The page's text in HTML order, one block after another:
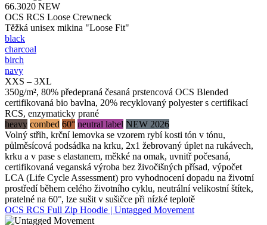
66.3020 NEW
OCS RCS Loose Crewneck
Těžká unisex mikina "Loose Fit"
black
charcoal
birch
navy
XXS – 3XL
350g/m², 80% předepraná česaná prstencová OCS Blended
certifikovaná bio bavlna, 20% recyklovaný polyester s certifikací
RCS, enzymaticky prané
heavy combed 60° neutral label NEW 2026
Volný střih, krční lemovka se vzorem rybí kosti tón v tónu,
půlměsícová podsádka na krku, 2x1 žebrovaný úplet na rukávech,
krku a v pase s elastanem, měkké na omak, uvnitř počesaná,
certifikovaná veganská výroba bez živočišných přísad, výpočet
LCA (Life Cycle Assessment) pro vyhodnocení dopadu na životní
prostředí během celého životního cyklu, neutrální velikostní štítek,
pratelné na 60°, lze sušit v sušičce při nízké teplotě
OCS RCS Full Zip Hoodie | Untagged Movement